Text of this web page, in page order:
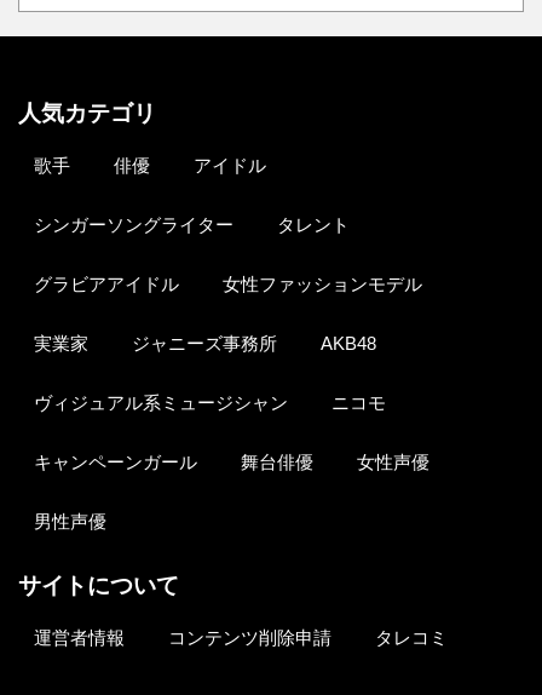
人気カテゴリ
歌手 俳優 アイドル
シンガーソングライター タレント
グラビアアイドル 女性ファッションモデル
実業家 ジャニーズ事務所 AKB48
ヴィジュアル系ミュージシャン ニコモ
キャンペーンガール 舞台俳優 女性声優
男性声優
サイトについて
運営者情報 コンテンツ削除申請 タレコミ